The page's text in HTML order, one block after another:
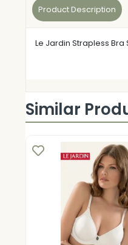
Product Description
Le Jardin Strapless Bra
Similar